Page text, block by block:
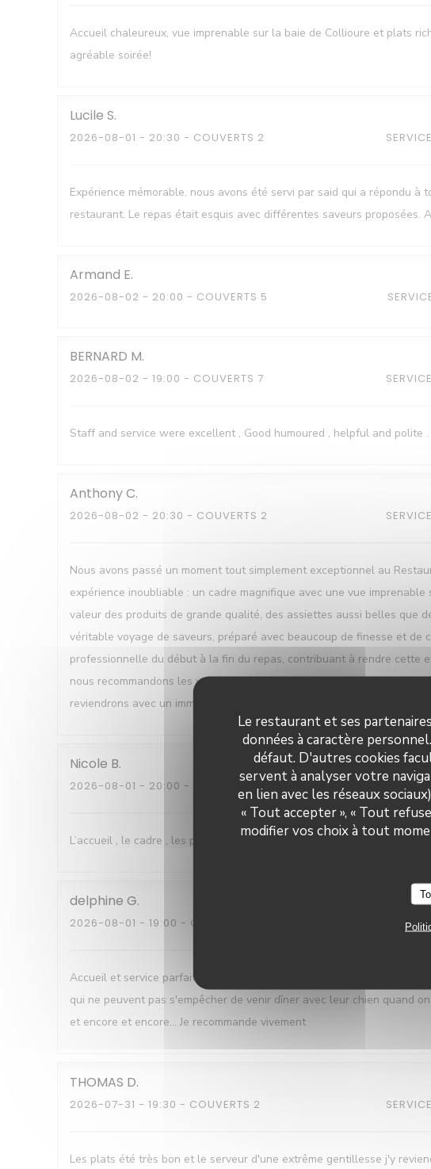
Le restaurant et ses
données à caractère
défaut. D'autres cookies
servent à analyser votre
en lien avec les réseaux
« Tout accepter », « Tout
modifier vos choix à tout
Accueil chaleureux, vue imprenable sur la baie de Collioure et plats
agréable soirée!
Lucile S
2026-08-01 - 20:30 - COUVERTS 2 SERVICE
Expérience mémorable, nous avons été servi par said qui a répondu
restaurant. Le repas était esquis avec différentes saveurs proposées.
Armand E
2026-08-02 - 20:00 - COUVERTS 5
BERNARD M
2026-08-02 - 19:00 - COUVERTS 7 SERVICE
Staff and service were excellent , Good humoured , helpful and polite
AnthonyC
2026-08-02 - 20:30 - COUVERTS 2 SERVICE
Nous avons passé un moment tout simplement exceptionnel au
expérience inoubliable : un cadre magnifique avec une vue
valeur des produits de grande qualité, des assiettes aussi belles que
véritable voyage de saveurs, préparé avec beaucoup de finesse et de
professionnelle du début à la fin du repas, contribuant à rendre cette
nous recommandons les yeux fermés. Un grand bravo au chef ainsi
reviendrons avec un immense plaisir !
Nicole B
2026-08-01 - 20:00 - COUVERTS 5 SERVICE
L’accueil , le cadre , les plats sont délicats et succulents
delphine G
2026-08-01 - 19:00 - COUVERTS 2 SERVICE
Accueil et service parfait. Dans les assiettes des mets délicieux. Lieu
qui ne peuvent pas s'empêcher de venir dîner avec leur chien quand
et encore et encore... Je recommande vivement
THOMAS D
2026-07-31 - 19:30 - COUVERTS 2 SERVICE
Les plats été très bon et le serveur d'une extrême gentillesse j'y